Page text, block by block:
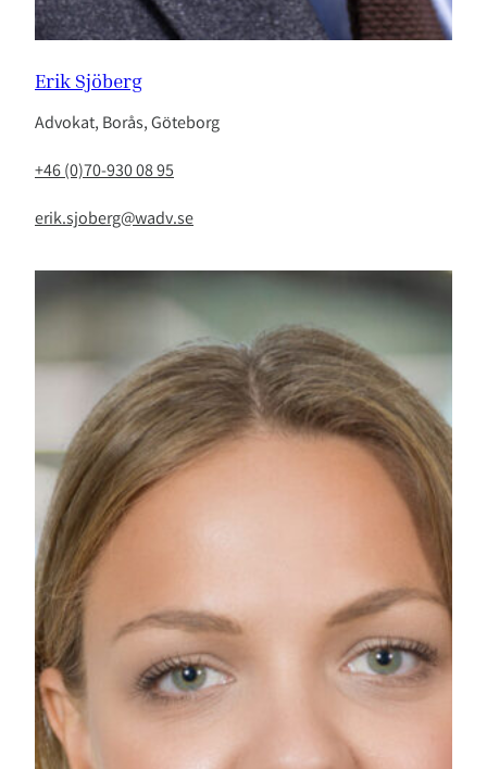
Erik Sjöberg
Advokat, Borås, Göteborg
+46 (0)70-930 08 95
erik.sjoberg@wadv.se